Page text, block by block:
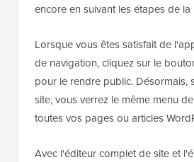
encore en suivant les étapes de la
Lorsque vous êtes satisfait de
de navigation, cliquez sur le
pour le rendre public. Désormais,
site, vous verrez le même menu
toutes vos pages ou articles
Avec l'éditeur complet de site et